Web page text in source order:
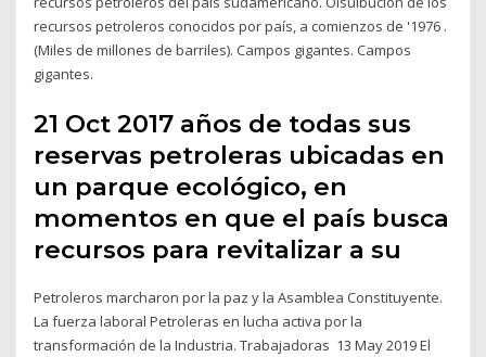
recursos petroleros conocidos por país, a comienzos de '1976 .
(Miles de millones de barriles). Campos gigantes. Campos
gigantes.
21 Oct 2017 años de todas sus
reservas petroleras ubicadas en
un parque ecológico, en
momentos en que el país busca
recursos para revitalizar a su
Petroleros marcharon por la paz y la Asamblea Constituyente.
La fuerza laboral Petroleras en lucha activa por la
transformación de la Industria. Trabajadoras 13 May 2019 El